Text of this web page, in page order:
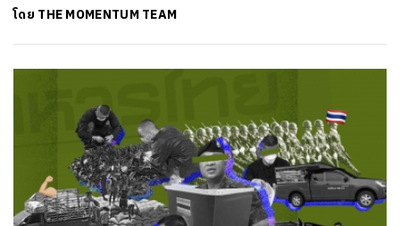
โดย THE MOMENTUM TEAM